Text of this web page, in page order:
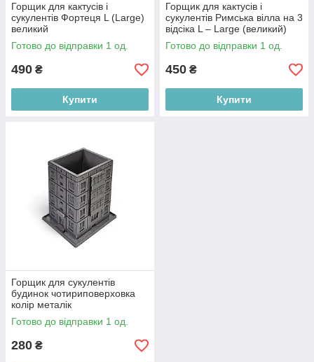
Горщик для кактусів і
сукулентів Фортеця L (Large)
великий
Готово до відправки 1 од.
490 ₴
Купити
Горщик для кактусів і
сукулентів Римська вілла на 3
відсіка L – Large (великий)
Готово до відправки 1 од.
450 ₴
Купити
Горщик для сукулентів
будинок чотириповерховка
колір металік
Готово до відправки 1 од.
280 ₴